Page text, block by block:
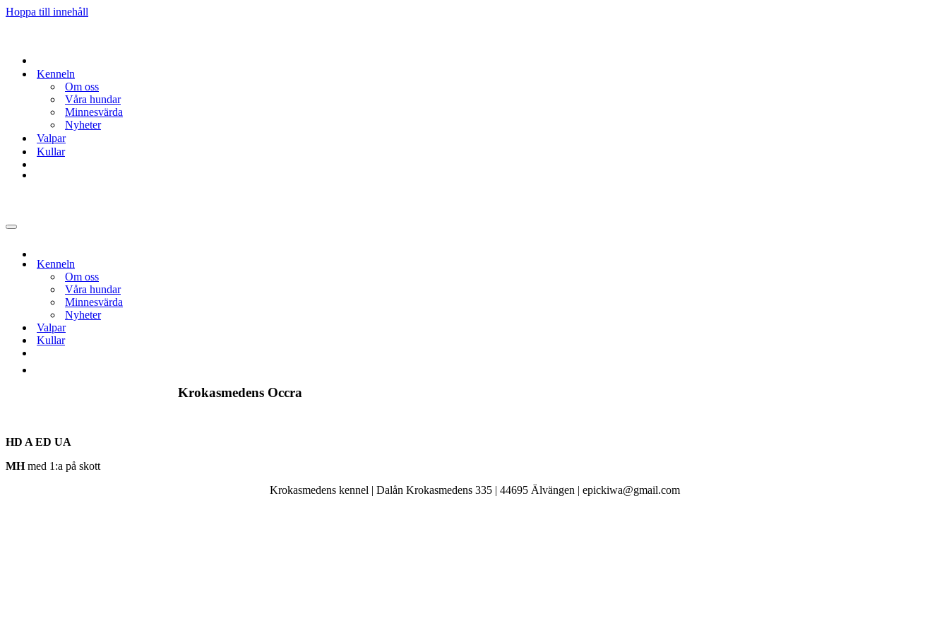
Hoppa till innehåll
Kenneln
Om oss
Våra hundar
Minnesvärda
Nyheter
Valpar
Kullar
Navigeringsmeny
Kenneln
Om oss
Våra hundar
Minnesvärda
Nyheter
Valpar
Kullar
Krokasmedens Occra
HD A ED UA
MHmed 1:a på skott
Krokasmedens kennel | Dalån Krokasmedens 335 | 44695 Älvängen | epickiwa@gmail.com